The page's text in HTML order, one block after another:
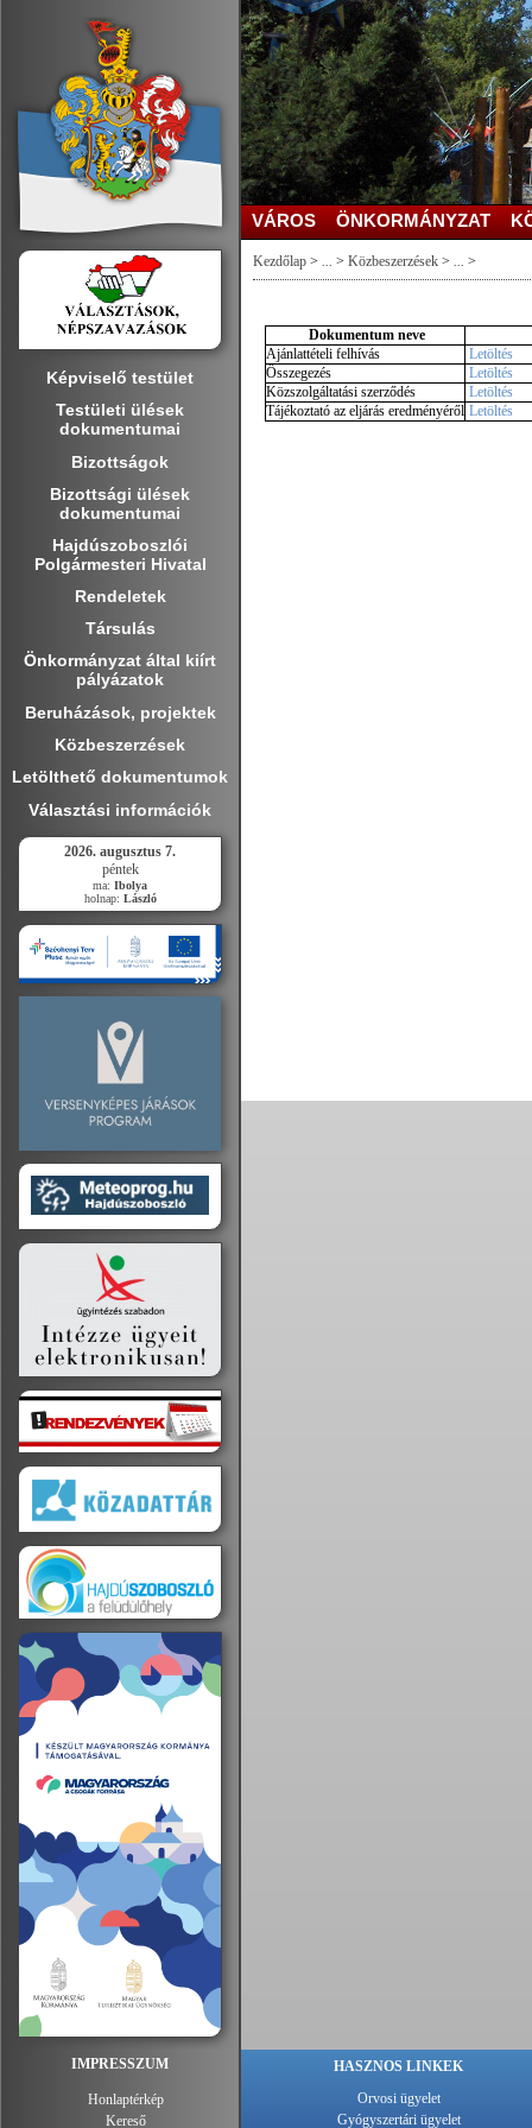
Képviselő testület
Testületi ülések
dokumentumai
Bizottságok
Bizottsági ülések
dokumentumai
Hajdúszoboszlói
Polgármesteri Hivatal
Rendeletek
Társulás
Önkormányzat által kiírt
pályázatok
Beruházások, projektek
Közbeszerzések
Letölthető dokumentumok
Választási információk
2026. augusztus 7.
péntek
ma: Ibolya
holnap: László
VÁROS ÖNKORMÁNYZAT
Kezdőlap > ... > Közbeszerzések > ... >
Dokumentum neve
Ajánlattételi felhívás
Letöltés
Összegezés
Letöltés
Közszolgáltatási szerződés
Letöltés
Tájékoztató az eljárás eredményéről Letöltés
IMPRESSZUM
Honlaptérkép
Kereső
HASZNOS LINKEK
Orvosi ügyelet
Gyógyszertári ügyelet